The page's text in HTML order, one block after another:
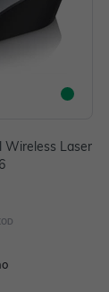
Wireless Laser